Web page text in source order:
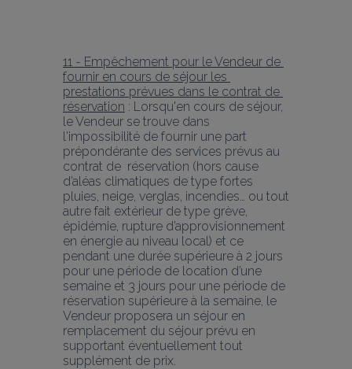
11 - Empêchement pour le Vendeur de
fournir en cours de séjour les
prestations prévues dans le contrat de
réservation : Lorsqu'en cours de séjour,
le Vendeur se trouve dans
l'impossibilité de fournir une part
prépondérante des services prévus au
contrat de  réservation (hors cause
d’aléas climatiques de type fortes
pluies, neige, verglas, incendies… ou tout
autre fait extérieur de type grève,
épidémie, rupture d’approvisionnement
en énergie au niveau local) et ce
pendant une durée supérieure à 2 jours
pour une période de location d’une
semaine et 3 jours pour une période de
réservation supérieure à la semaine, le
Vendeur proposera un séjour en
remplacement du séjour prévu en
supportant éventuellement tout
supplément de prix.